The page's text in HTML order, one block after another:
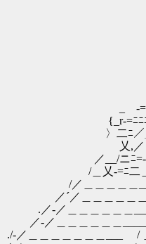
／
:::::::::::/
{:::::::::::/
{/::::/{::::::::::}
ﾌ:::::::/八
::::乂_ lﾄ､
二¨¨¨¨¨¨¨¨
ﾆﾆﾆ=‐ ￣￣
／＿＿
＿＿＿＿
ﾆ=‐ ＿
ﾆ二＿＿＿＿
＿＿＿
＿＿＿＿＿＿_
＿＿＿＿＿___ ／
＿＿＿＿＿_____ /
＿＿＿＿＿___ /